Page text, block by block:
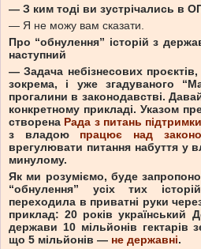
— З ким тоді ви зустрічались в
— Я не можу вам сказати.
Про “обнулення” історій з
наступний
—Задача небізнесових
зокрема, і уже згадуваного
прогалини в законодавстві.
конкретному прикладі. Указом
створена Рада з питань
з владою
працює над
врегулювати питання набуття у
минулому.
Як ми розуміємо, буде
“обнулення” усіх тих
переходила в приватні руки
приклад: 20 років український
держави 10 мільйонів гектарів
що 5 мільйонів — не державні.